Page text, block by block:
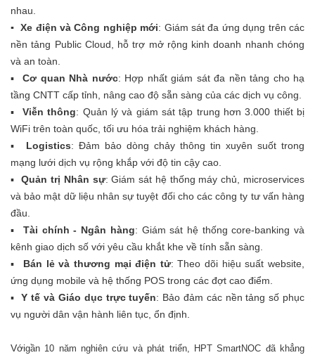
nhau.
▪ Xe điện và Công nghiệp mới: Giám sát đa ứng dụng trên các
nền tảng Public Cloud, hỗ trợ mở rộng kinh doanh nhanh chóng
và an toàn.
▪Cơ quan Nhà nước: Hợp nhất giám sát đa nền tảng cho hạ
tầng CNTT cấp tỉnh, nâng cao độ sẵn sàng của các dịch vụ công.
▪ Viễn thông: Quản lý và giám sát tập trung hơn 3.000 thiết bị
WiFi trên toàn quốc, tối ưu hóa trải nghiệm khách hàng.
▪ Logistics: Đảm bảo dòng chảy thông tin xuyên suốt trong
mạng lưới dịch vụ rộng khắp với độ tin cậy cao.
▪Quản trị Nhân sự: Giám sát hệ thống máy chủ, microservices
và bảo mật dữ liệu nhân sự tuyệt đối cho các công ty tư vấn hàng
đầu.
▪Tài chính - Ngân hàng: Giám sát hệ thống core-banking và
kênh giao dịch số với yêu cầu khắt khe về tính sẵn sàng.
▪ Bán lẻ và thương mại điện tử: Theo dõi hiệu suất website,
ứng dụng mobile và hệ thống POS trong các đợt cao điểm.
▪Y tế và Giáo dục trực tuyến: Bảo đảm các nền tảng số phục
vụ người dân vận hành liên tục, ổn định.
Vớigần 10 năm nghiên cứu và phát triển, HPT SmartNOC đã khẳng